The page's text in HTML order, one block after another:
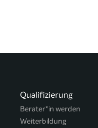
Qualifizierung
Berater*in werden
Weiterbildung